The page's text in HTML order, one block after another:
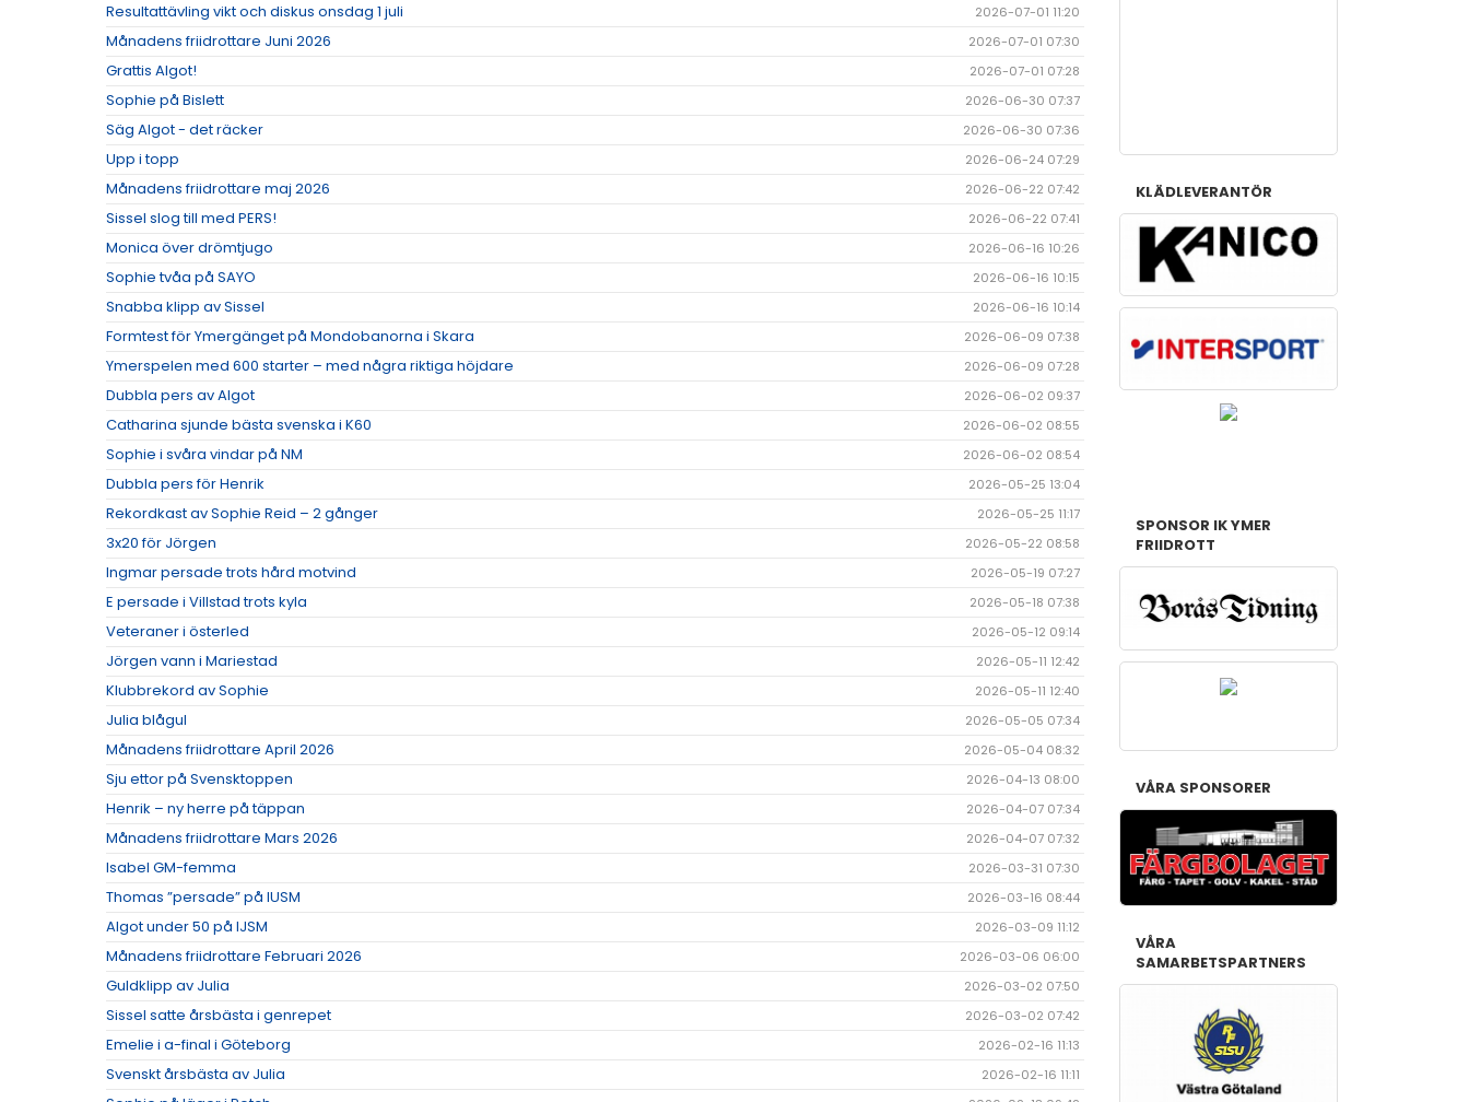
Resultattävling vikt och diskus onsdag 1 juli 2026-07-01 11:20
Månadens friidrottare Juni 2026 2026-07-01 07:30
Grattis Algot! 2026-07-01 07:28
Sophie på Bislett 2026-06-30 07:37
Säg Algot - det räcker 2026-06-30 07:36
Upp i topp 2026-06-24 07:29
Månadens friidrottare maj 2026 2026-06-22 07:42
Sissel slog till med PERS! 2026-06-22 07:41
Monica över drömtjugo 2026-06-16 10:26
Sophie tvåa på SAYO 2026-06-16 10:15
Snabba klipp av Sissel 2026-06-16 10:14
Formtest för Ymergänget på Mondobanorna i Skara 2026-06-09 07:38
Ymerspelen med 600 starter – med några riktiga höjdare 2026-06-09 07:28
Dubbla pers av Algot 2026-06-02 09:37
Catharina sjunde bästa svenska i K60 2026-06-02 08:55
Sophie i svåra vindar på NM 2026-06-02 08:54
Dubbla pers för Henrik 2026-05-25 13:04
Rekordkast av Sophie Reid – 2 gånger 2026-05-25 11:17
3x20 för Jörgen 2026-05-22 08:58
Ingmar persade trots hård motvind 2026-05-19 07:27
E persade i Villstad trots kyla 2026-05-18 07:38
Veteraner i österled 2026-05-12 09:14
Jörgen vann i Mariestad 2026-05-11 12:42
Klubbrekord av Sophie 2026-05-11 12:40
Julia blågul 2026-05-05 07:34
Månadens friidrottare April 2026 2026-05-04 08:32
Sju ettor på Svensktoppen 2026-04-13 08:00
Henrik – ny herre på täppan 2026-04-07 07:34
Månadens friidrottare Mars 2026 2026-04-07 07:32
Isabel GM-femma 2026-03-31 07:30
Thomas ”persade” på IUSM 2026-03-16 08:44
Algot under 50 på IJSM 2026-03-09 11:12
Månadens friidrottare Februari 2026 2026-03-06 06:00
Guldklipp av Julia 2026-03-02 07:50
Sissel satte årsbästa i genrepet 2026-03-02 07:42
Emelie i a-final i Göteborg 2026-02-16 11:13
Svenskt årsbästa av Julia 2026-02-16 11:11
KLÄDLEVERANTÖR
SPONSOR IK YMER
FRIIDROTT
VÅRA SPONSORER
VÅRA
SAMARBETSPARTNERS